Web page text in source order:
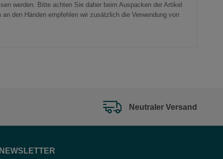
werden. Bitte achten Sie daher beim Auspacken der Artikel
den Händen empfehlen wir zusätzlich die Verwendung von
Neutraler Versand
NEWSLETTER